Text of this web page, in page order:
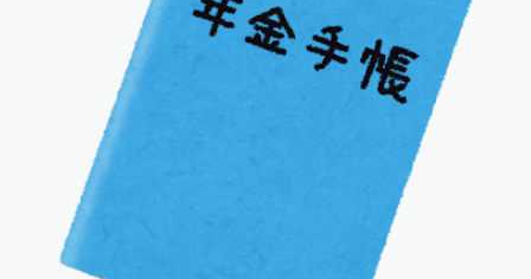
スキルアップ
福利厚生
お金の話
マイレコメンド